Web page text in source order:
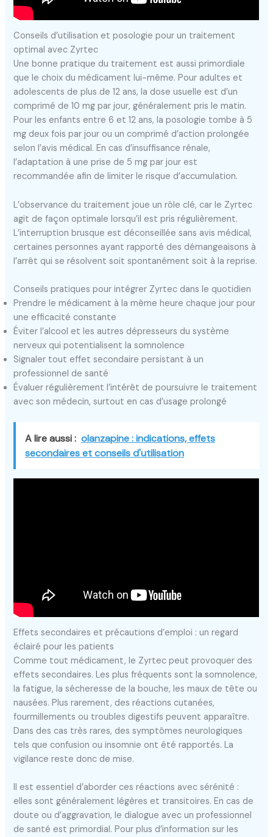
Conseils d’utilisation et posologie pour un traitement
optimal avec Zyrtec
Une bonne pratique du traitement est aussi primordiale
que le choix du médicament lui-même. Pour adultes et
adolescents de plus de 12 ans, la dose usuelle est d’un
comprimé de 10 mg par jour, généralement pris le matin.
Pour les enfants entre 6 et 12 ans, la posologie tombe à 5
mg deux fois par jour ou un comprimé d’action prolongée
selon l’avis médical. En cas d’insuffisance rénale,
l’adaptation à une prise de 5 mg par jour est
recommandée afin de limiter le risque d’accumulation.
L’observance du traitement joue un rôle clé, car le Zyrtec
agit de façon optimale lorsqu’il est pris régulièrement.
L’interruption brusque est déconseillée sans avis médical,
certaines personnes ayant rapporté des démangeaisons à
l’arrêt qui se résolvent soit spontanément soit à la reprise.
Conseils pratiques pour intégrer Zyrtec dans le quotidien
Prendre le médicament à la même heure chaque jour pour
une efficacité constante
Éviter l’alcool et les autres dépresseurs du système
nerveux qui potentialisent la somnolence
Signaler tout effet secondaire persistant à un
professionnel de santé
Évaluer régulièrement l’intérêt de poursuivre le traitement
avec son médecin, surtout en cas d’usage prolongé
A lire aussi : olanzapine : indications, effets
secondaires et conseils d'utilisation
Effets secondaires et précautions d’emploi : un regard
éclairé pour les patients
Comme tout médicament, le Zyrtec peut provoquer des
effets secondaires. Les plus fréquents sont la somnolence,
la fatigue, la sécheresse de la bouche, les maux de tête ou
nausées. Plus rarement, des réactions cutanées,
fourmillements ou troubles digestifs peuvent apparaître.
Dans des cas très rares, des symptômes neurologiques
tels que confusion ou insomnie ont été rapportés. La
vigilance reste donc de mise.
Il est essentiel d’aborder ces réactions avec sérénité :
elles sont généralement légères et transitoires. En cas de
doute ou d’aggravation, le dialogue avec un professionnel
de santé est primordial. Pour plus d’information sur les